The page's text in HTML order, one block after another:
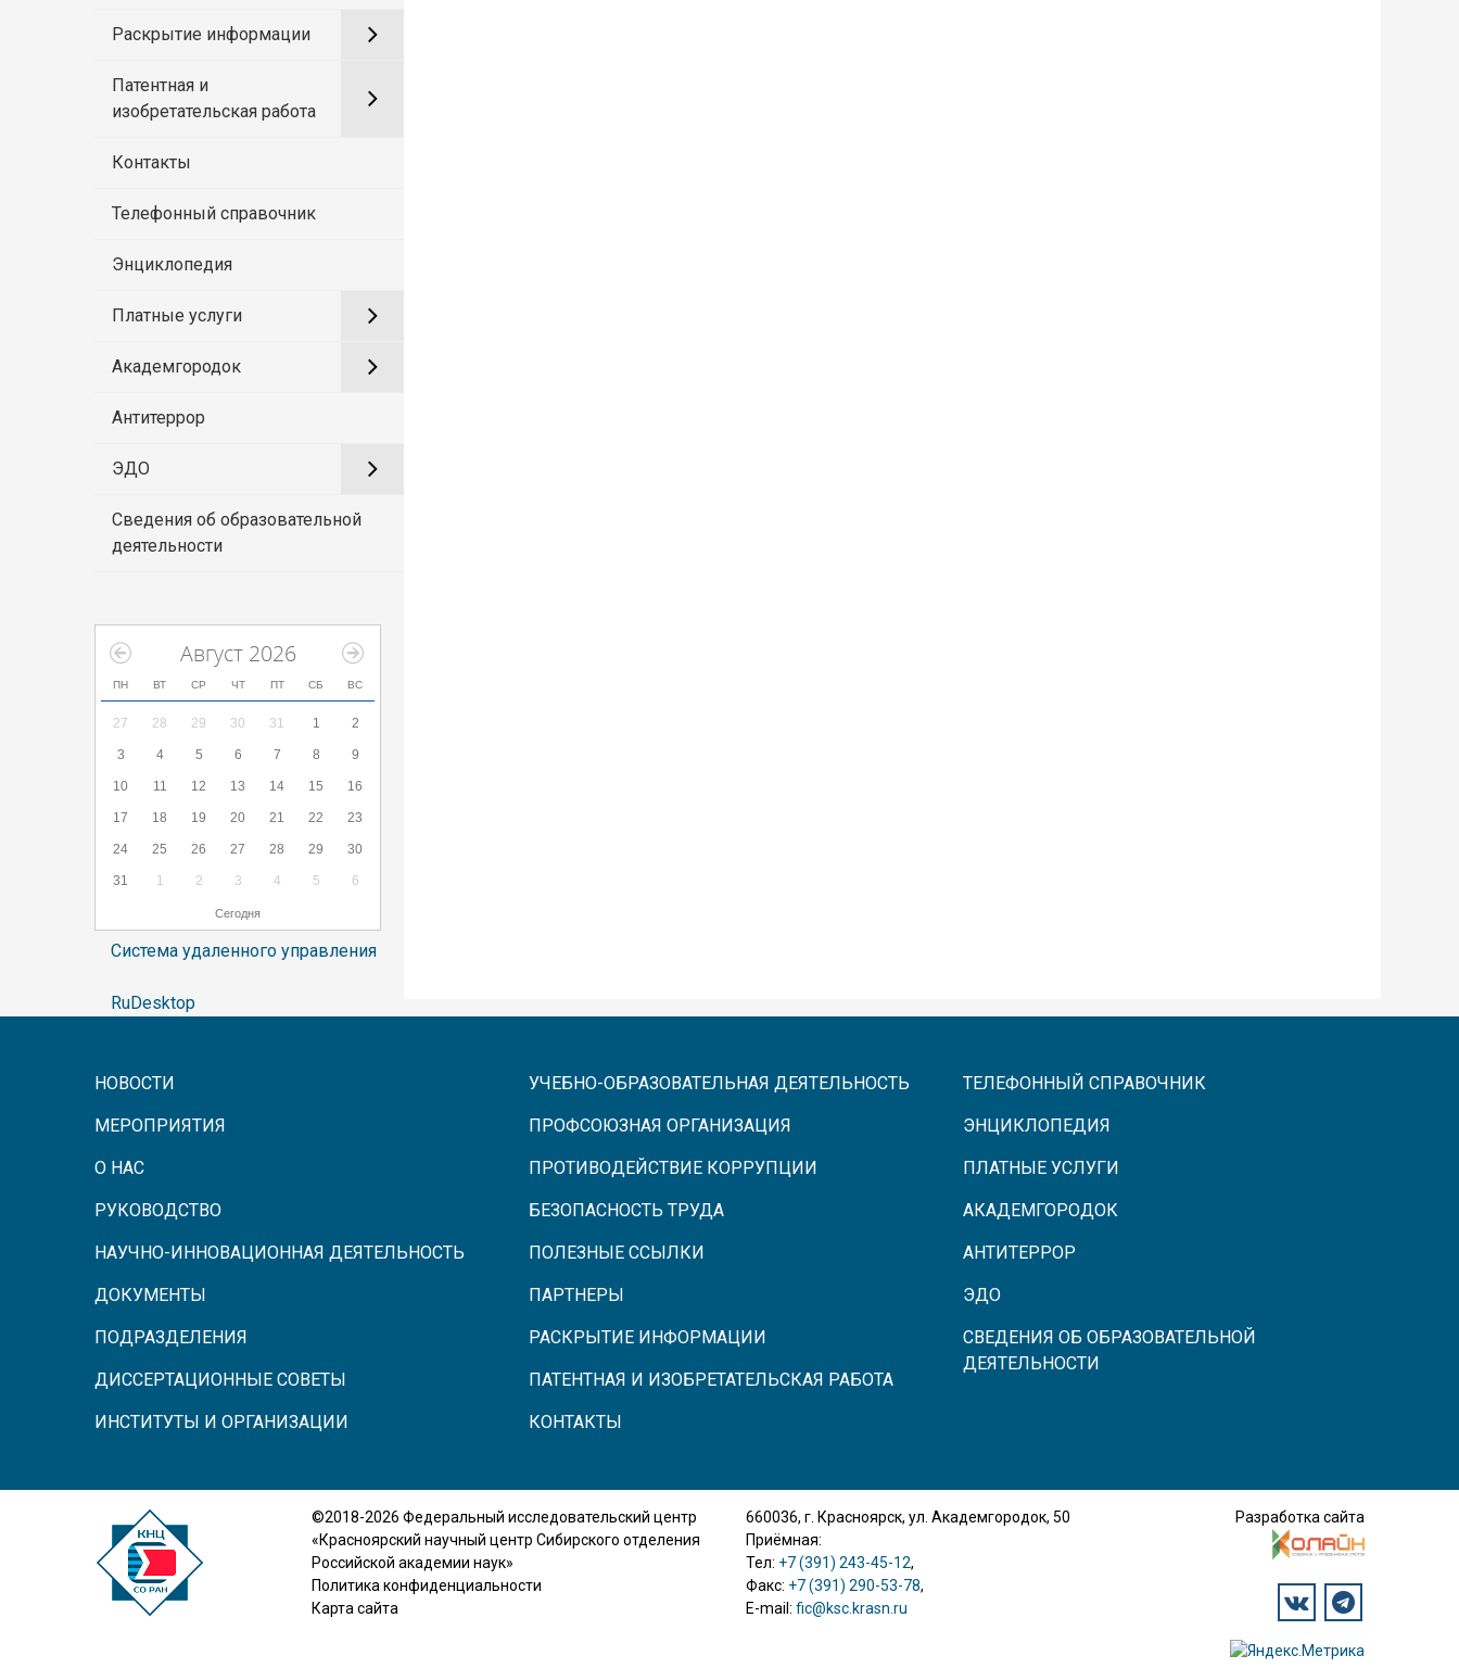
Раскрытие информации
Патентная и
изобретательская работа
Контакты
Телефонный справочник
Энциклопедия
Платные услуги
Академгородок
Антитеррор
ЭДО
Сведения об образовательной
деятельности
Август 2026
ПН ВТ СР ЧТ ПТ СБ ВС
27 28 29 30 31 1 2
3 4 5 6 7 8 9
10 11 12 13 14 15 16
17 18 19 20 21 22 23
24 25 26 27 28 29 30
31 1 2 3 4 5 6
Сегодня
Система удаленного управления
RuDesktop
НОВОСТИ
МЕРОПРИЯТИЯ
О НАС
РУКОВОДСТВО
НАУЧНО-ИННОВАЦИОННАЯ ДЕЯТЕЛЬНОСТЬ
ДОКУМЕНТЫ
ПОДРАЗДЕЛЕНИЯ
ДИССЕРТАЦИОННЫЕ СОВЕТЫ
ИНСТИТУТЫ И ОРГАНИЗАЦИИ
УЧЕБНО-ОБРАЗОВАТЕЛЬНАЯ ДЕЯТЕЛЬНОСТЬ
ПРОФСОЮЗНАЯ ОРГАНИЗАЦИЯ
ПРОТИВОДЕЙСТВИЕ КОРРУПЦИИ
БЕЗОПАСНОСТЬ ТРУДА
ПОЛЕЗНЫЕ ССЫЛКИ
ПАРТНЕРЫ
РАСКРЫТИЕ ИНФОРМАЦИИ
ПАТЕНТНАЯ И ИЗОБРЕТАТЕЛЬСКАЯ РАБОТА
КОНТАКТЫ
ТЕЛЕФОННЫЙ СПРАВОЧНИК
ЭНЦИКЛОПЕДИЯ
ПЛАТНЫЕ УСЛУГИ
АКАДЕМГОРОДОК
АНТИТЕРРОР
ЭДО
СВЕДЕНИЯ ОБ ОБРАЗОВАТЕЛЬНОЙ
ДЕЯТЕЛЬНОСТИ
©2018-2026 Федеральный исследовательский центр
«Красноярский научный центр Сибирского отделения
Российской академии наук»
Политика конфиденциальности
Карта сайта
660036, г. Красноярск, ул. Академгородок, 50
Приёмная:
Тел: +7 (391) 243-45-12,
Факс: +7 (391) 290-53-78,
E-mail: fic@ksc.krasn.ru
Разработка сайта